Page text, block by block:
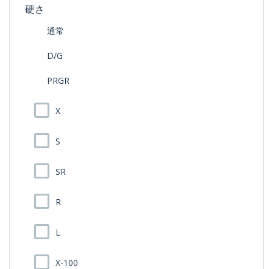
硬さ
通常
D/G
PRGR
X
S
SR
R
L
X-100